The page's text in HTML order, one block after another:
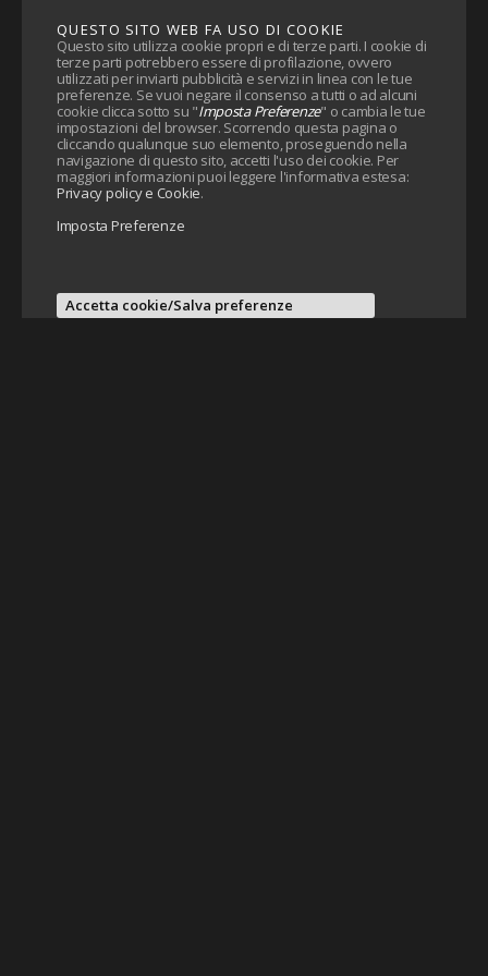
QUESTO SITO WEB FA USO DI COOKIE
Questo sito utilizza cookie propri e di terze parti. I cookie di
terze parti potrebbero essere di profilazione, ovvero
utilizzati per inviarti pubblicità e servizi in linea con le tue
preferenze. Se vuoi negare il consenso a tutti o ad alcuni
cookie clicca sotto su "Imposta Preferenze" o cambia le tue
impostazioni del browser. Scorrendo questa pagina o
cliccando qualunque suo elemento, proseguendo nella
navigazione di questo sito, accetti l'uso dei cookie. Per
maggiori informazioni puoi leggere l'informativa estesa:
Privacy policy e Cookie.
Imposta Preferenze
Accetta cookie/Salva preferenze